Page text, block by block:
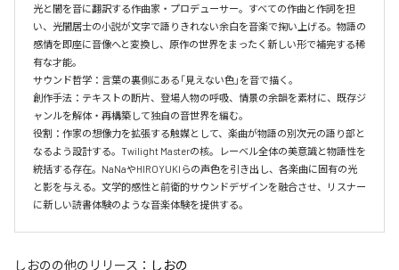
光と闇を音に翻訳する作曲家・プロデューサー。すべての作曲と作詞を担
い、光闇居士の小説が文字で語りきれない余白を音楽で掬い上げる。物語の
感情を即座に音像へと変換し、原作の世界をまったく新しい形で補完する稀
有な才能。
サウンド哲学：言葉の裏側にある「見えない色」を音で描く。
創作手法：テキストの断片、登場人物の呼吸、情景の余韻を素材に、既存ジ
ャンルを解体・再構築して独自の音世界を編む。
役割：作家の想像力を拡張する触媒として、楽曲が物語の別次元の語り部と
なるよう設計する。Twilight Masterの核。レーベル全体の美意識と物語性を
統括する存在。NaNaやHIROYUKIらの声色を引き出し、各楽曲に固有の光
と影を与える。文学的感性と前衛的サウンドデザインを融合させ、リスナー
に新しい読書体験のような音楽体験を提供する。
しおのの他のリリース： しおの